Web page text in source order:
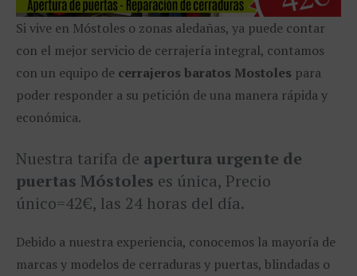
Si vive en Móstoles o zonas aledañas, ya puede contar
con el mejor servicio de cerrajería integral, contamos
con un equipo de cerrajeros baratos Mostoles para
poder responder a su petición de una manera rápida y
económica.
Nuestra tarifa de apertura urgente de
puertas Móstoles es única, Precio
único=42€, las 24 horas del día.
Debido a nuestra experiencia, conocemos la mayoría de
marcas y modelos de cerraduras y puertas, blindadas o